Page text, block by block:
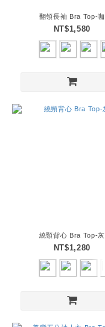
翻領長袖 Bra Top-咖
NT$1,580
繞頸背心 Bra Top-灰
NT$1,280